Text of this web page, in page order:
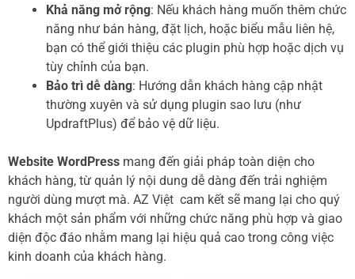
Khả năng mở rộng: Nếu khách hàng muốn thêm chức
năng như bán hàng, đặt lịch, hoặc biểu mẫu liên hệ,
bạn có thể giới thiệu các plugin phù hợp hoặc dịch vụ
tùy chỉnh của bạn.
Bảo trì dễ dàng: Hướng dẫn khách hàng cập nhật
thường xuyên và sử dụng plugin sao lưu (như
UpdraftPlus) để bảo vệ dữ liệu.
Website WordPress mang đến giải pháp toàn diện cho
khách hàng, từ quản lý nội dung dễ dàng đến trải nghiệm
người dùng mượt mà. AZ Việt cam kết sẽ mang lại cho quý
khách một sản phẩm với những chức năng phù hợp và giao
diện độc đáo nhằm mang lại hiệu quả cao trong công việc
kinh doanh của khách hàng.